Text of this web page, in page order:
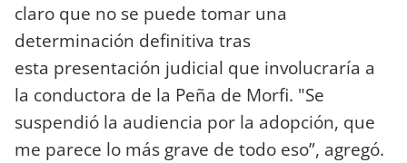
claro que no se puede tomar una
determinación definitiva tras
esta presentación judicial que involucraría a
la conductora de la Peña de Morfi. "Se
suspendió la audiencia por la adopción, que
me parece lo más grave de todo eso”, agregó.